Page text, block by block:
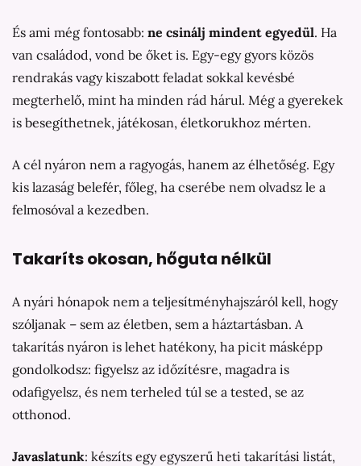
És ami még fontosabb: ne csinálj mindent egyedül. Ha
van családod, vond be őket is. Egy-egy gyors közös
rendrakás vagy kiszabott feladat sokkal kevésbé
megterhelő, mint ha minden rád hárul. Még a gyerekek
is besegíthetnek, játékosan, életkorukhoz mérten.
A cél nyáron nem a ragyogás, hanem az élhetőség. Egy
kis lazaság belefér, főleg, ha cserébe nem olvadsz le a
felmosóval a kezedben.
Takaríts okosan, hőguta nélkül
A nyári hónapok nem a teljesítményhajszáról kell, hogy
szóljanak – sem az életben, sem a háztartásban. A
takarítás nyáron is lehet hatékony, ha picit másképp
gondolkodsz: figyelsz az időzítésre, magadra is
odafigyelsz, és nem terheled túl se a tested, se az
otthonod.
Javaslatunk: készíts egy egyszerű heti takarítási listát,